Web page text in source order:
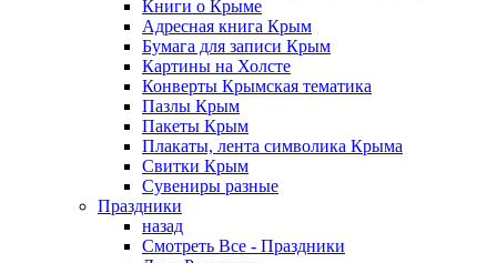
Книги о Крыме
Адресная книга Крым
Бумага для записи Крым
Картины на Холсте
Конверты Крымская тематика
Пазлы Крым
Пакеты Крым
Плакаты, лента символика Крыма
Свитки Крым
Сувениры разные
Праздники
назад
Смотреть Все - Праздники